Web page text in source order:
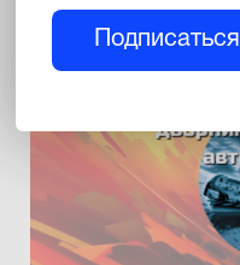
Подписаться